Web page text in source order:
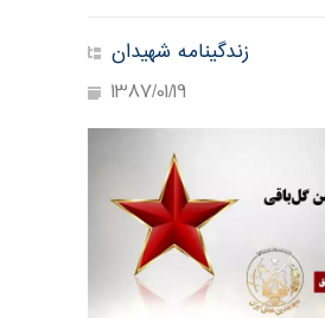
زندگینامه شهیدان
1387/01/19